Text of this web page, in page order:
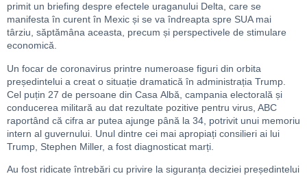
primit un briefing despre efectele uraganului Delta, care se
manifesta în curent în Mexic și se va îndreapta spre SUA mai
târziu, săptămâna aceasta, precum și perspectivele de stimulare
economică.
Un focar de coronavirus printre numeroase figuri din orbita
președintelui a creat o situație dramatică în administrația Trump.
Cel puțin 27 de persoane din Casa Albă, campania electorală și
conducerea militară au dat rezultate pozitive pentru virus, ABC
raportând că cifra ar putea ajunge până la 34, potrivit unui memoriu
intern al guvernului. Unul dintre cei mai apropiați consilieri ai lui
Trump, Stephen Miller, a fost diagnosticat marți.
Au fost ridicate întrebări cu privire la siguranța deciziei președintelui